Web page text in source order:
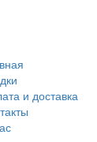
и доставка